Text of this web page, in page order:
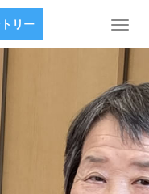
T
o
g
g
l
e
n
a
v
i
リー